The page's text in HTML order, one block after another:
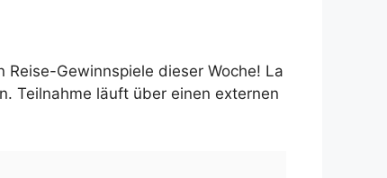
Gewinnspiele dieser Woche! La
Teilnahme läuft über einen externen